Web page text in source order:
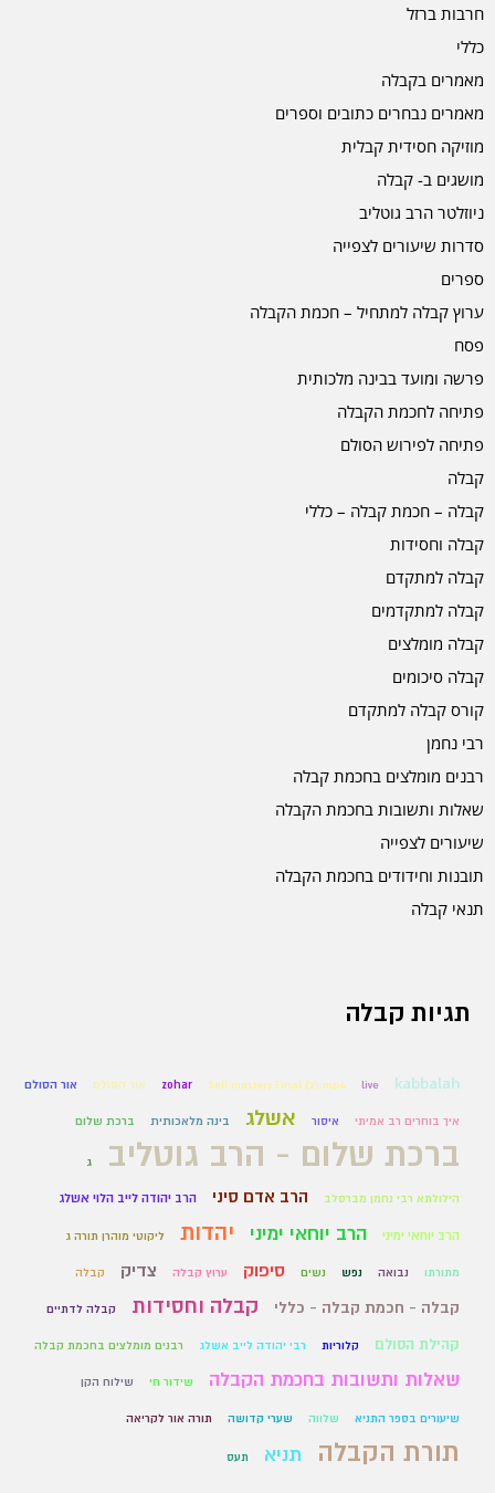
חרבות ברזל
כללי
מאמרים בקבלה
מאמרים נבחרים כתובים וספרים
מוזיקה חסידית קבלית
מושגים ב- קבלה
ניוזלטר הרב גוטליב
סדרות שיעורים לצפייה
ספרים
ערוץ קבלה למתחיל – חכמת הקבלה
פסח
פרשה ומועד בבינה מלכותית
פתיחה לחכמת הקבלה
פתיחה לפירוש הסולם
קבלה
קבלה – חכמת קבלה – כללי
קבלה וחסידות
קבלה למתקדם
קבלה למתקדמים
קבלה מומלצים
קבלה סיכומים
קורס קבלה למתקדם
רבי נחמן
רבנים מומלצים בחכמת קבלה
שאלות ותשובות בחכמת הקבלה
שיעורים לצפייה
תובנות וחידודים בחכמת הקבלה
תנאי קבלה
תגיות קבלה
kabbalah
live
Self mastery Final (2).mp4
zohar אור הסולם אור הסולם
איך בוחרים רב אמיתי איסור אשלג בינה מלאכותית ברכת שלום
ברכת שלום - הרב גוטליב ג
הילולתא רבי נחמן מברסלב הרב אדם סיני הרב יהודה לייב הלוי אשלג
הרב יוחאי ימיני הרב יוחאי ימיני יהדות ליקוטי מוהרן תורה ג
מתורתו נבואה נפש נשים סיפוק ערוץ קבלה צדיק קבלה
קבלה - חכמת קבלה - כללי קבלה וחסידות קבלה לדתיים
קהילת הסולם קלוריות רבי יהודה לייב אשלג רבנים מומלצים בחכמת קבלה
שאלות ותשובות בחכמת הקבלה שידור חי שילוח הקן
שיעורים בספר התניא שלווה שערי קדושה תורה אור לקריאה
תורת הקבלה תניא תעס